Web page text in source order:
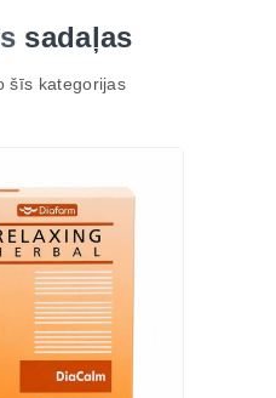
sadaļas
šīs kategorijas